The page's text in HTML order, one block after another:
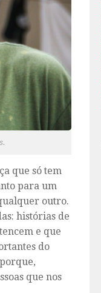
que só tem
para um
outro.
histórias de
e que
do
que nos